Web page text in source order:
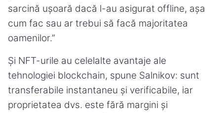
sarcină ușoară dacă l-au asigurat offline, așa
cum fac sau ar trebui să facă majoritatea
oamenilor.”
Și NFT-urile au celelalte avantaje ale
tehnologiei blockchain, spune Salnikov: sunt
transferabile instantaneu și verificabile, iar
proprietatea dvs. este fără margini și